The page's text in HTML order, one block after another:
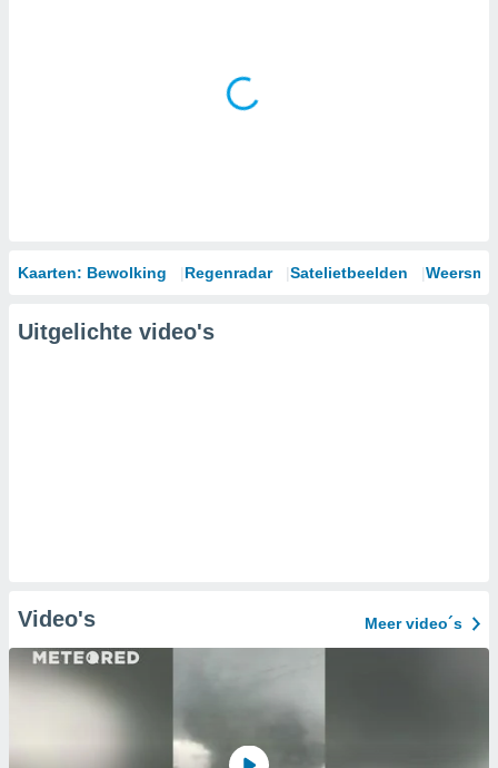
Kaarten: Bewolking Regenradar Satelietbeelden
Uitgelichte video's
Video's Meer video´s